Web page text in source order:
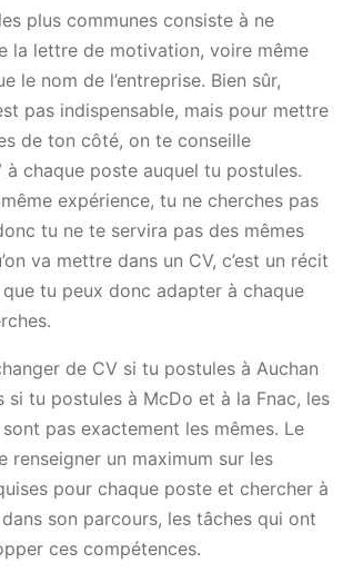
plus communes consiste à ne
la lettre de motivation, voire même
le nom de l’entreprise. Bien sûr,
pas indispensable, mais pour mettre
de ton côté, on te conseille
à chaque poste auquel tu postules.
expérience, tu ne cherches pas
tu ne te servira pas des mêmes
va mettre dans un CV, c’est un récit
tu peux donc adapter à chaque
de CV si tu postules à Auchan
si tu postules à McDo et à la Fnac, les
pas exactement les mêmes. Le
renseigner un maximum sur les
pour chaque poste et chercher à
son parcours, les tâches qui ont
ces compétences.